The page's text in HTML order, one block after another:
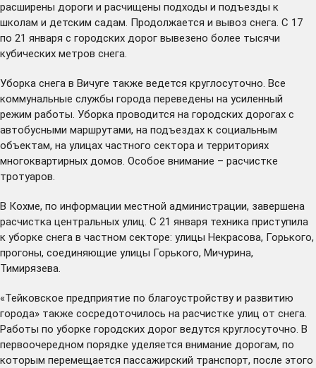
расширены дороги и расчищены подходы и подъезды к
школам и детским садам. Продолжается и вывоз снега. С 17
по 21 января с городских дорог вывезено более тысячи
кубических метров снега.
Уборка снега в Вичуге также ведется круглосуточно. Все
коммунальные службы города переведены на усиленный
режим работы. Уборка проводится на городских дорогах с
автобусными маршрутами, на подъездах к социальным
объектам, на улицах частного сектора и территориях
многоквартирных домов. Особое внимание – расчистке
тротуаров.
В Кохме, по информации местной администрации, завершена
расчистка центральных улиц. С 21 января техника приступила
к уборке снега в частном секторе: улицы Некрасова, Горького,
прогоны, соединяющие улицы Горького, Мичурина,
Тимирязева.
«Тейковское предприятие по благоустройству и развитию
города» также сосредоточилось на расчистке улиц от снега.
Работы по уборке городских дорог ведутся круглосуточно. В
первоочередном порядке уделяется внимание дорогам, по
которым перемещается пассажирский транспорт, после этого